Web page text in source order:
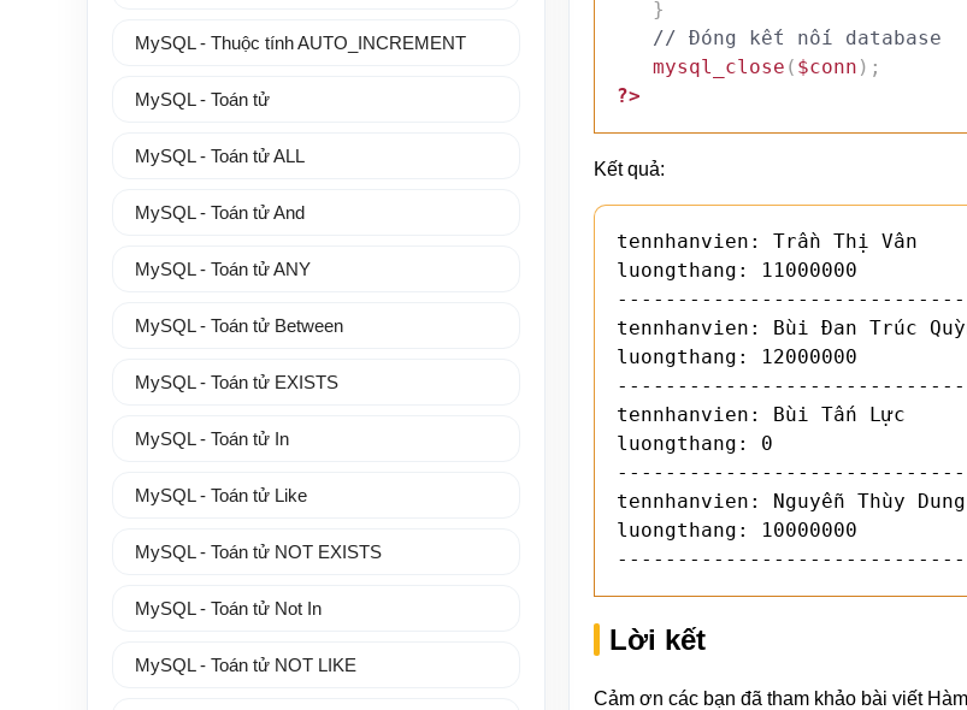
}
// Đóng kết nối database
mysql_close ( $conn ) ;
?>
Kết quả:
tennhanvien: Trần Thị Vân
luongthang: 11000000
tennhanvien: Bùi Đan Trúc
luongthang: 12000000
tennhanvien: Bùi Tấn Lực
luongthang: 0
tennhanvien: Nguyễn Thùy Dung
luongthang: 10000000
Lời kết
Cảm ơn các bạn đã tham khảo bài viết
MySQL - Thuộc tính AUTO_INCREMENT
MySQL - Toán tử
MySQL - Toán tử ALL
MySQL - Toán tử And
MySQL - Toán tử ANY
MySQL - Toán tử Between
MySQL - Toán tử EXISTS
MySQL - Toán tử In
MySQL - Toán tử Like
MySQL - Toán tử NOT EXISTS
MySQL - Toán tử Not In
MySQL - Toán tử NOT LIKE